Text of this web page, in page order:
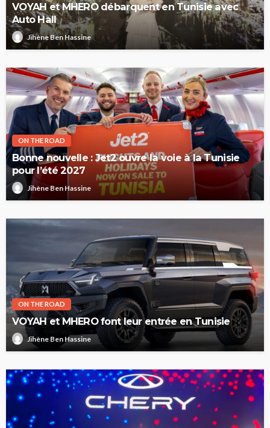
VOYAH et MHERO débarquent en Tunisie avec
Auto Hall
Jihène Ben Hassine
ON THE ROAD
Bonne nouvelle : Jet2 ouvre la voie à la Tunisie
pour l’été 2027
Jihène Ben Hassine
ON THE ROAD
VOYAH et MHERO font leur entrée en Tunisie
Jihène Ben Hassine